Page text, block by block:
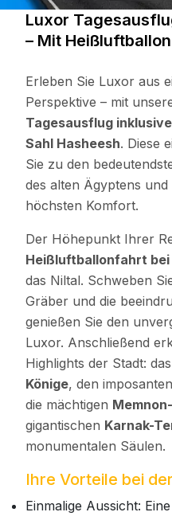
Luxor
– Mit Heißluftballon
Erleben Sie Luxor aus
Perspektive – mit
Tagesausflug
Sahl Hasheesh. Diese
Sie zu den
des alten Ägyptens
höchsten Komfort.
Der Höhepunkt Ihrer
Heißluftballonfahrt
das Niltal. Schweben
Gräber und die
genießen Sie den
Luxor. Anschließend
Highlights der Stadt:
Könige, den imposanten
die mächtigen
gigantischen Karnak-
monumentalen Säulen.
Ihre Vorteile bei
Einmalige Aussicht: